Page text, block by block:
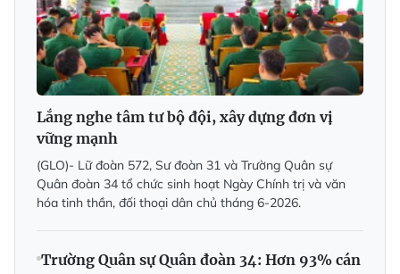
Lắng nghe tâm tư bộ đội, xây dựng đơn vị
vững mạnh
(GLO)- Lữ đoàn 572, Sư đoàn 31 và Trường Quân sự
Quân đoàn 34 tổ chức sinh hoạt Ngày Chính trị và văn
hóa tinh thần, đối thoại dân chủ tháng 6-2026.
Trường Quân sự Quân đoàn 34: Hơn 93% cán